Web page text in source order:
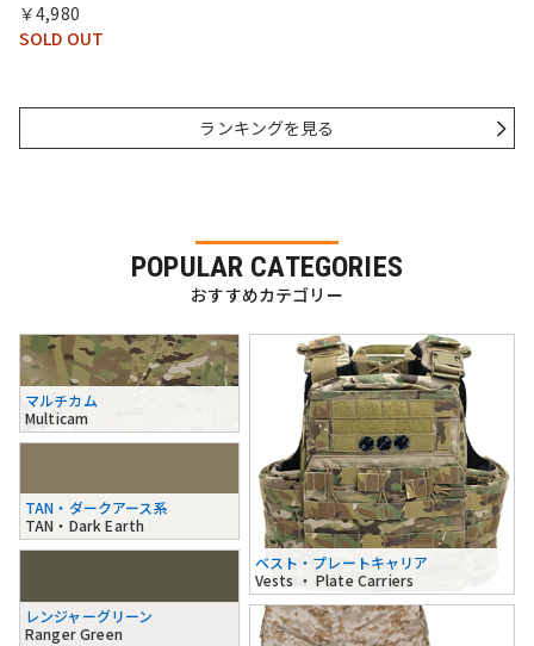
￥4,980
SOLD OUT
ランキングを見る
POPULAR CATEGORIES
おすすめカテゴリー
マルチカム
Multicam
TAN・ダークアース系
TAN・Dark Earth
レンジャーグリーン
Ranger Green
ベスト・プレートキャリア
Vests ・ Plate Carriers